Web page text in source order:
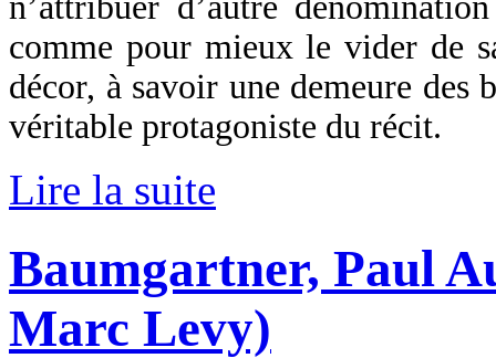
comme pour mieux le vider de
décor, à savoir une demeure
véritable protagoniste du récit.
Lire la suite
Baumgartner, Paul
Marc Levy)